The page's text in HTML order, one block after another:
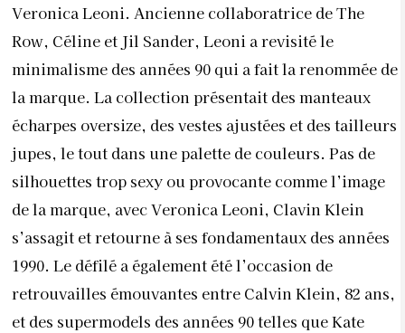
Veronica Leoni. Ancienne collaboratrice de The
Row, Céline et Jil Sander, Leoni a revisité le
minimalisme des années 90 qui a fait la renommée de
la marque. La collection présentait des manteaux
écharpes oversize, des vestes ajustées et des tailleurs
jupes, le tout dans une palette de couleurs. Pas de
silhouettes trop sexy ou provocante comme l’image
de la marque, avec Veronica Leoni, Clavin Klein
s’assagit et retourne à ses fondamentaux des années
1990. Le défilé a également été l’occasion de
retrouvailles émouvantes entre Calvin Klein, 82 ans,
et des supermodels des années 90 telles que Kate